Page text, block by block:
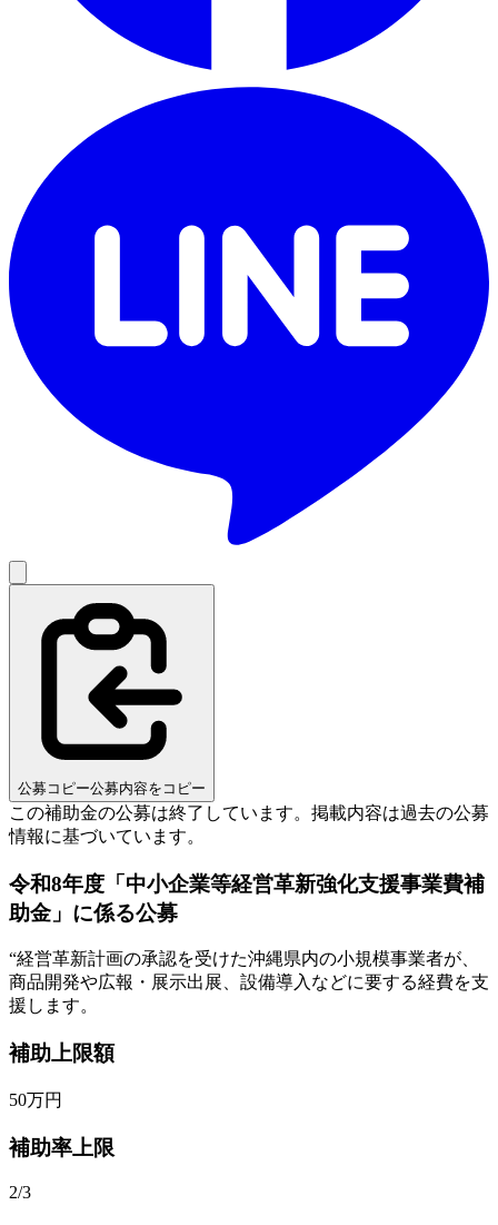
公募コピー公募内容をコピー
この補助金の公募は終了しています。 掲載内容は過去の公募
情報に基づいています。
令和8年度「中小企業等経営革新強化支援事業費補
助金」に係る公募
“経営革新計画の承認を受けた沖縄県内の小規模事業者が、
商品開発や広報・展示出展、設備導入などに要する経費を支
援します。
補助上限額
50万円
補助率上限
2/3